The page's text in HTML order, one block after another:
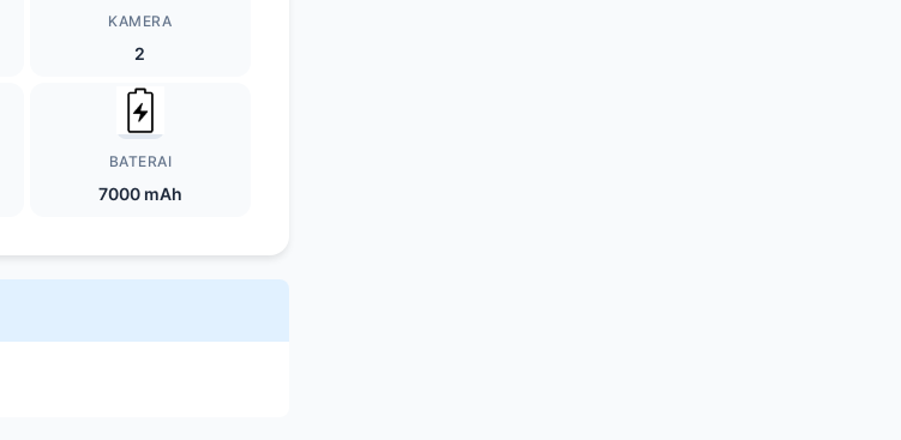
KAMERA
2
BATERAI
7000 mAh